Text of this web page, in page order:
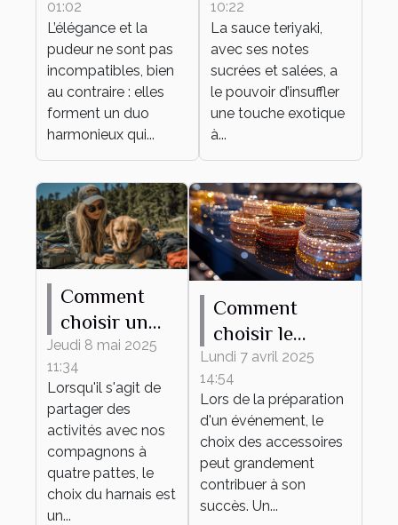
élégante et
pudique pour
tout
événement ?
01:02
L’élégance et la
pudeur ne sont pas
incompatibles, bien
au contraire : elles
forment un duo
harmonieux qui...
vos plats du
quotidien
10:22
La sauce teriyaki,
avec ses notes
sucrées et salées, a
le pouvoir d’insuffler
une touche exotique
à...
Comment
choisir un
harnais
adapté à
différentes
activités
canines
Jeudi 8 mai 2025
11:34
Lorsqu'il s'agit de
partager des
activités avec nos
compagnons à
quatre pattes, le
choix du harnais est
un...
Comment
choisir le
bracelet
personnalisable
parfait pour
votre
événement
Lundi 7 avril 2025
14:54
Lors de la préparation
d'un événement, le
choix des accessoires
peut grandement
contribuer à son
succès. Un...